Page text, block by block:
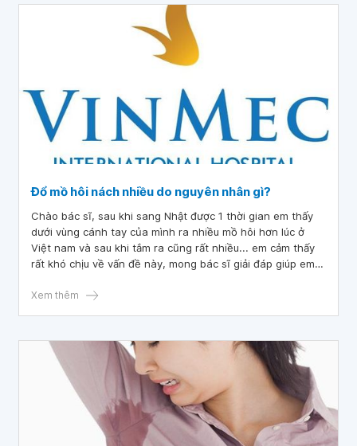
Đổ mồ hôi nách nhiều do nguyên nhân gì?
Chào bác sĩ, sau khi sang Nhật được 1 thời gian em thấy
dưới vùng cánh tay của mình ra nhiều mồ hôi hơn lúc ở
Việt nam và sau khi tắm ra cũng rất nhiều... em cảm thấy
rất khó chịu về vấn đề này, mong bác sĩ giải đáp giúp em
Xem thêm